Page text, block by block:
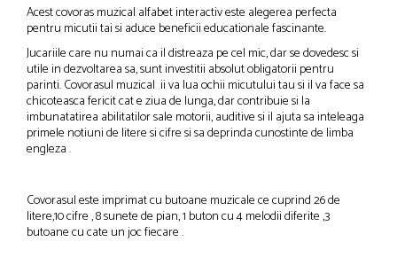
Acest covoras muzical alfabet interactiv este alegerea perfecta
pentru micutii tai si aduce beneficii educationale fascinante.
Jucariile care nu numai ca il distreaza pe cel mic, dar se dovedesc si
utile in dezvoltarea sa, sunt investitii absolut obligatorii pentru
parinti. Covorasul muzical ii va lua ochii micutului tau si il va face sa
chicoteasca fericit cat e ziua de lunga, dar contribuie si la
imbunatatirea abilitatilor sale motorii, auditive si il ajuta sa inteleaga
primele notiuni de litere si cifre si sa deprinda cunostinte de limba
engleza .
Covorasul este imprimat cu butoane muzicale ce cuprind 26 de
litere,10 cifre , 8 sunete de pian, 1 buton cu 4 melodii diferite ,3
butoane cu cate un joc fiecare .